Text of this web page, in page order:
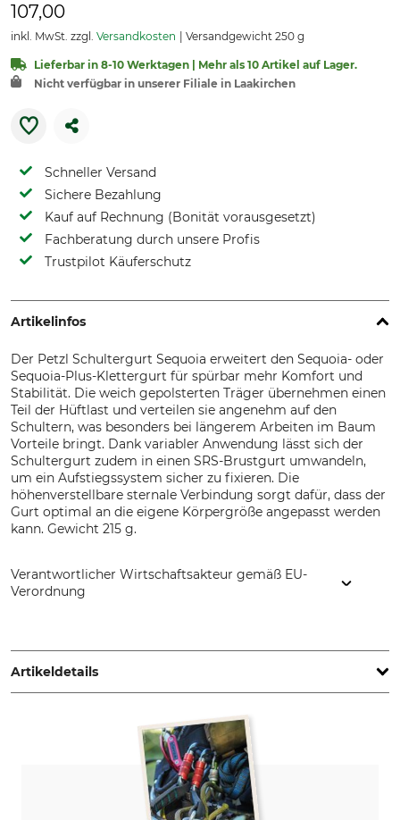
107,00
inkl. MwSt. zzgl. Versandkosten Versandgewicht 250 g
Lieferbar in 8-10 Werktagen | Mehr als 10 Artikel auf Lager.
Nicht verfügbar in unserer Filiale in Laakirchen
Schneller Versand
Sichere Bezahlung
Kauf auf Rechnung (Bonität vorausgesetzt)
Fachberatung durch unsere Profis
Trustpilot Käuferschutz
Artikelinfos
Der Petzl Schultergurt Sequoia erweitert den Sequoia- oder
Sequoia-Plus-Klettergurt für spürbar mehr Komfort und
Stabilität. Die weich gepolsterten Träger übernehmen einen
Teil der Hüftlast und verteilen sie angenehm auf den
Schultern, was besonders bei längerem Arbeiten im Baum
Vorteile bringt. Dank variabler Anwendung lässt sich der
Schultergurt zudem in einen SRS-Brustgurt umwandeln,
um ein Aufstiegssystem sicher zu fixieren. Die
höhenverstellbare sternale Verbindung sorgt dafür, dass der
Gurt optimal an die eigene Körpergröße angepasst werden
kann. Gewicht 215 g.
Verantwortlicher Wirtschaftsakteur gemäß EU-
Verordnung
France, www.petzl.com
Artikeldetails
Produkttyp
Schultergurt
Gewicht
215 g